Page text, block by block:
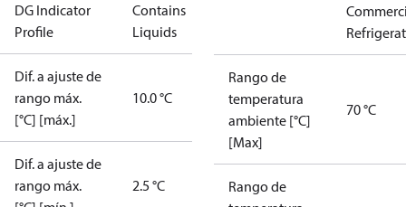
DG Indicator
Profile
Contains
Liquids
Dif. a ajuste de
rango máx.
[°C] [máx.]
10.0 °C
Dif. a ajuste de
rango máx.
2.5 °C
Rango de
temperatura
ambiente [°C]
[Max]
70 °C
Rango de